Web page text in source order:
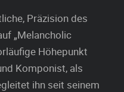
Präzision des
„Melancholic
Höhepunkt
Komponist, als
ihn seit seinem